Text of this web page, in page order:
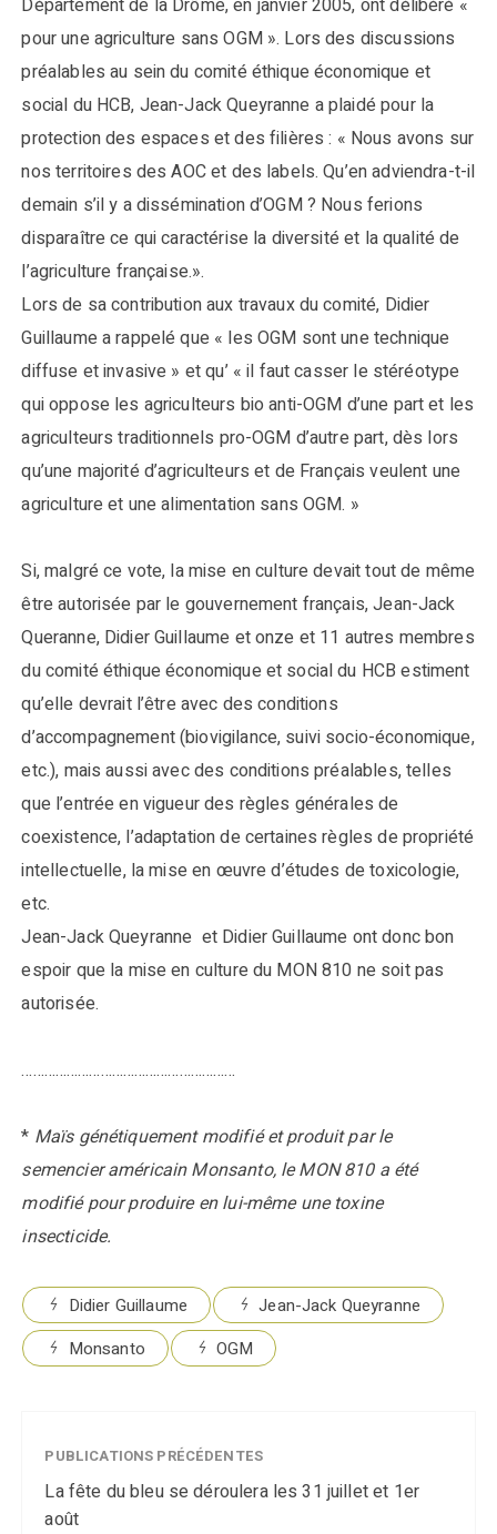
Département de la Drôme, en janvier 2005, ont délibéré «
pour une agriculture sans OGM ». Lors des discussions
préalables au sein du comité éthique économique et
social du HCB, Jean-Jack Queyranne a plaidé pour la
protection des espaces et des filières : « Nous avons sur
nos territoires des AOC et des labels. Qu’en adviendra-t-il
demain s’il y a dissémination d’OGM ? Nous ferions
disparaître ce qui caractérise la diversité et la qualité de
l’agriculture française.».
Lors de sa contribution aux travaux du comité, Didier
Guillaume a rappelé que « les OGM sont une technique
diffuse et invasive » et qu’ « il faut casser le stéréotype
qui oppose les agriculteurs bio anti-OGM d’une part et les
agriculteurs traditionnels pro-OGM d’autre part, dès lors
qu’une majorité d’agriculteurs et de Français veulent une
agriculture et une alimentation sans OGM. »
Si, malgré ce vote, la mise en culture devait tout de même
être autorisée par le gouvernement français, Jean-Jack
Queranne, Didier Guillaume et onze et 11 autres membres
du comité éthique économique et social du HCB estiment
qu’elle devrait l’être avec des conditions
d’accompagnement (biovigilance, suivi socio-économique,
etc.), mais aussi avec des conditions préalables, telles
que l’entrée en vigueur des règles générales de
coexistence, l’adaptation de certaines règles de propriété
intellectuelle, la mise en œuvre d’études de toxicologie,
etc.
Jean-Jack Queyranne et Didier Guillaume ont donc bon
espoir que la mise en culture du MON 810 ne soit pas
autorisée.
…………………………………………………
* Maïs génétiquement modifié et produit par le
semencier américain Monsanto, le MON 810 a été
modifié pour produire en lui-même une toxine
insecticide.
Didier Guillaume
Jean-Jack Queyranne
Monsanto
OGM
PUBLICATIONS PRÉCÉDENTES
La fête du bleu se déroulera les 31 juillet et 1er
août